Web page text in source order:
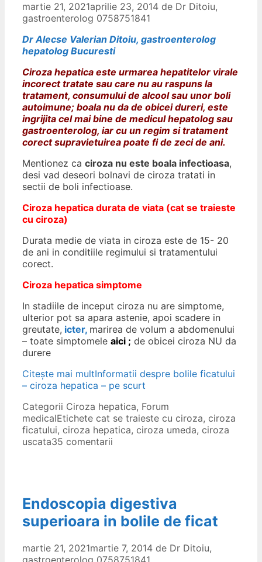
martie 21, 2021aprilie 23, 2014 de Dr Ditoiu,
gastroenterolog 0758751841
Dr Alecse Valerian Ditoiu, gastroenterolog
hepatolog Bucuresti
Ciroza hepatica este urmarea hepatitelor virale
incorect tratate sau care nu au raspuns la
tratament, consumului de alcool sau unor boli
autoimune; boala nu da de obicei dureri, este
ingrijita cel mai bine de medicul hepatolog sau
gastroenterolog, iar cu un regim si tratament
corect supravietuirea poate fi de zeci de ani.
Mentionez ca ciroza nu este boala infectioasa,
desi vad deseori bolnavi de ciroza tratati in
sectii de boli infectioase.
Ciroza hepatica durata de viata (cat se traieste
cu ciroza)
Durata medie de viata in ciroza este de 15- 20
de ani in conditiile regimului si tratamentului
corect.
Ciroza hepatica simptome
In stadiile de inceput ciroza nu are simptome,
ulterior pot sa apara astenie, apoi scadere in
greutate, icter, marirea de volum a abdomenului
– toate simptomele aici ; de obicei ciroza NU da
durere
Citește mai multInformatii despre bolile ficatului
– ciroza hepatica – pe scurt
Categorii Ciroza hepatica, Forum
medicalEtichete cat se traieste cu ciroza, ciroza
ficatului, ciroza hepatica, ciroza umeda, ciroza
uscata35 comentarii
Endoscopia digestiva
superioara in bolile de ficat
martie 21, 2021martie 7, 2014 de Dr Ditoiu,
gastroenterolog 0758751841